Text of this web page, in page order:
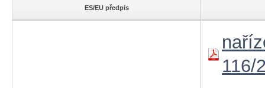
ES/EU předpis
116/